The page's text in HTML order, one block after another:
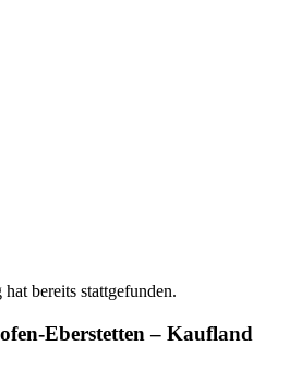
bereits stattgefunden.
Eberstetten – Kaufland